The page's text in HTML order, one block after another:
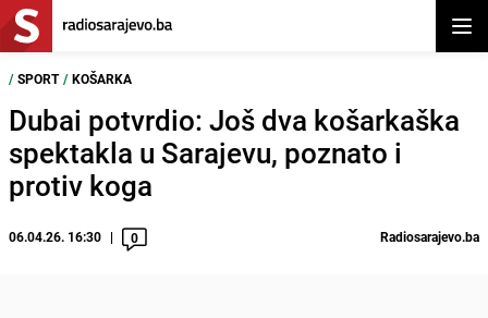
/ SPORT / KOŠARKA
Dubai potvrdio: Još dva košarkaška
spektakla u Sarajevu, poznato i
protiv koga
06.04.26. 16:30 0 Radiosarajevo.ba